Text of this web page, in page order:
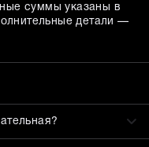
суммы указаны в
детали —